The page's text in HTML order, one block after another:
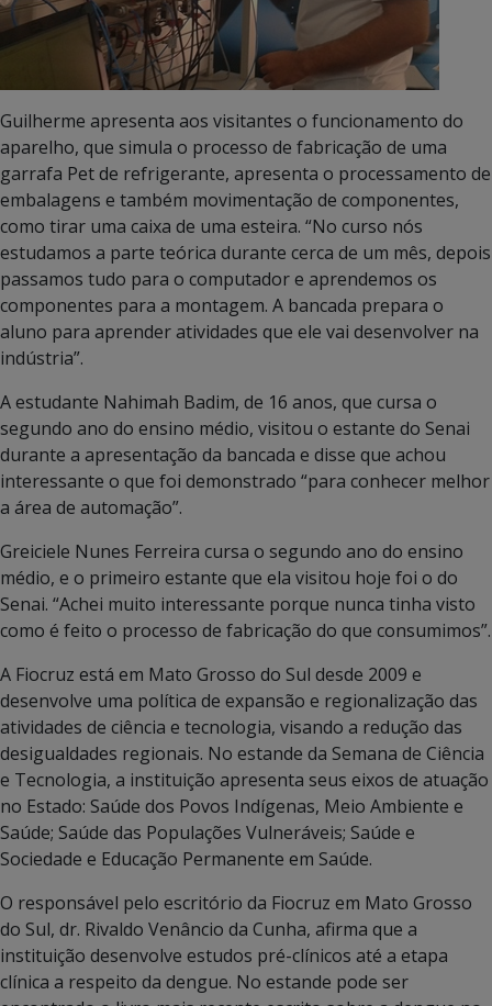
Guilherme apresenta aos visitantes o funcionamento do
aparelho, que simula o processo de fabricação de uma
garrafa Pet de refrigerante, apresenta o processamento de
embalagens e também movimentação de componentes,
como tirar uma caixa de uma esteira. “No curso nós
estudamos a parte teórica durante cerca de um mês, depois
passamos tudo para o computador e aprendemos os
componentes para a montagem. A bancada prepara o
aluno para aprender atividades que ele vai desenvolver na
indústria”.
A estudante Nahimah Badim, de 16 anos, que cursa o
segundo ano do ensino médio, visitou o estante do Senai
durante a apresentação da bancada e disse que achou
interessante o que foi demonstrado “para conhecer melhor
a área de automação”.
Greiciele Nunes Ferreira cursa o segundo ano do ensino
médio, e o primeiro estante que ela visitou hoje foi o do
Senai. “Achei muito interessante porque nunca tinha visto
como é feito o processo de fabricação do que consumimos”.
A Fiocruz está em Mato Grosso do Sul desde 2009 e
desenvolve uma política de expansão e regionalização das
atividades de ciência e tecnologia, visando a redução das
desigualdades regionais. No estande da Semana de Ciência
e Tecnologia, a instituição apresenta seus eixos de atuação
no Estado: Saúde dos Povos Indígenas, Meio Ambiente e
Saúde; Saúde das Populações Vulneráveis; Saúde e
Sociedade e Educação Permanente em Saúde.
O responsável pelo escritório da Fiocruz em Mato Grosso
do Sul, dr. Rivaldo Venâncio da Cunha, afirma que a
instituição desenvolve estudos pré-clínicos até a etapa
clínica a respeito da dengue. No estande pode ser